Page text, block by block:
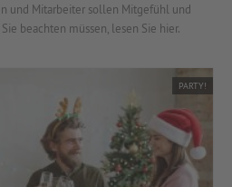
und Mitarbeiter sollen Mitgefühl und
beachten müssen, lesen Sie hier.
PARTY!